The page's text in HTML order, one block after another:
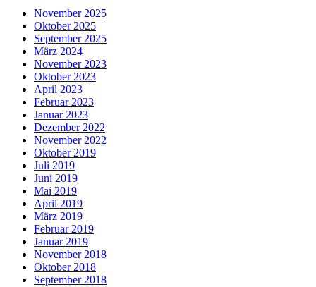
November 2025
Oktober 2025
September 2025
März 2024
November 2023
Oktober 2023
April 2023
Februar 2023
Januar 2023
Dezember 2022
November 2022
Oktober 2019
Juli 2019
Juni 2019
Mai 2019
April 2019
März 2019
Februar 2019
Januar 2019
November 2018
Oktober 2018
September 2018